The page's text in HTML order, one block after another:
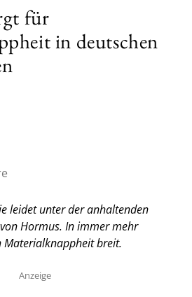
für
in deutschen
leidet unter der anhaltenden
Hormus. In immer mehr
Materialknappheit breit.
Anzeige